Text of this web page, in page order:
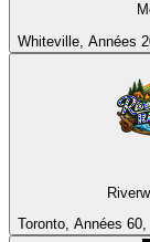
Whiteville, Années
Toronto, Années